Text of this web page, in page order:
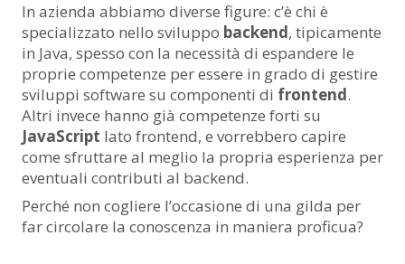
In azienda abbiamo diverse figure: c’è chi è
specializzato nello sviluppo backend, tipicamente
in Java, spesso con la necessità di espandere le
proprie competenze per essere in grado di gestire
sviluppi software su componenti di frontend.
Altri invece hanno già competenze forti su
JavaScript lato frontend, e vorrebbero capire
come sfruttare al meglio la propria esperienza per
eventuali contributi al backend.
Perché non cogliere l’occasione di una gilda per
far circolare la conoscenza in maniera proficua?